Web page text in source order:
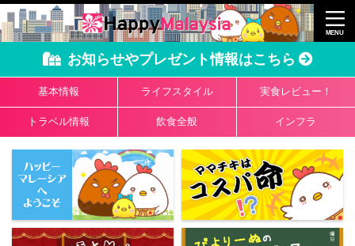
お知らせやプレゼント情報はこちら
基本情報 ライフスタイル 実食レビュー！
トラベル情報 飲食全般 インフラ